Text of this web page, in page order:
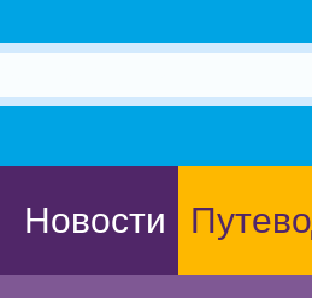
Новости